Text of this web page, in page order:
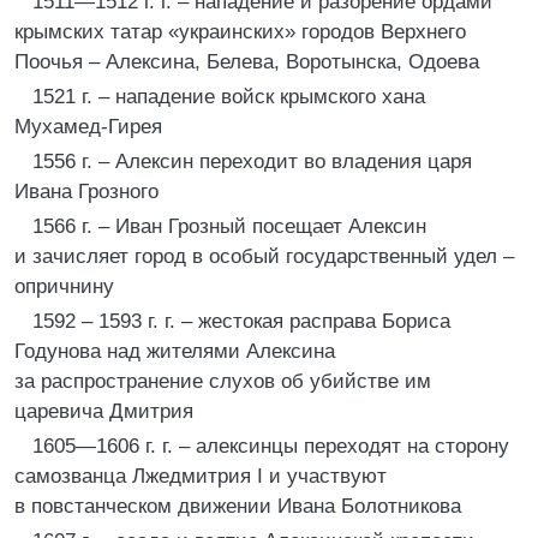
крымских татар «украинских» городов Верхнего
Поочья – Алексина, Белева, Воротынска, Одоева
1521 г. – нападение войск крымского хана
Мухамед-Гирея
1556 г. – Алексин переходит во владения царя
Ивана Грозного
1566 г. – Иван Грозный посещает Алексин
и зачисляет город в особый государственный удел –
опричнину
1592 – 1593 г. г. – жестокая расправа Бориса
Годунова над жителями Алексина
за распространение слухов об убийстве им
царевича Дмитрия
1605—1606 г. г. – алексинцы переходят на сторону
самозванца Лжедмитрия I и участвуют
в повстанческом движении Ивана Болотникова